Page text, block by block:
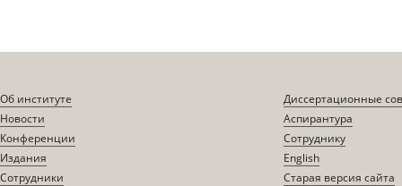
Об институте
Новости
Конференции
Издания
Сотрудники
Диссертационные
Аспирантура
Сотруднику
English
Старая версия сайта